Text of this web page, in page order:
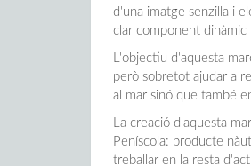
d'una imatge senzilla i
clar component
L'objectiu d'aquesta
però sobretot ajudar a
al mar sinó que també
La creació d'aquesta
Peníscola: producte
treballar en la resta